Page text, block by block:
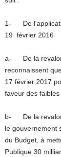
1- De
19 février 2016
a- De la
reconnaissent
17 février 2017
faveur des
b- De la
le gouvernement
du Budget, à
Publique 30